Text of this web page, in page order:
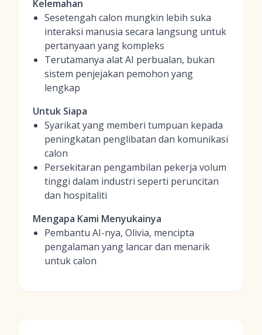
Kelemahan
Sesetengah calon mungkin lebih suka
interaksi manusia secara langsung untuk
pertanyaan yang kompleks
Terutamanya alat AI perbualan, bukan
sistem penjejakan pemohon yang
lengkap
Untuk Siapa
Syarikat yang memberi tumpuan kepada
peningkatan penglibatan dan komunikasi
calon
Persekitaran pengambilan pekerja volum
tinggi dalam industri seperti peruncitan
dan hospitaliti
Mengapa Kami Menyukainya
Pembantu AI-nya, Olivia, mencipta
pengalaman yang lancar dan menarik
untuk calon